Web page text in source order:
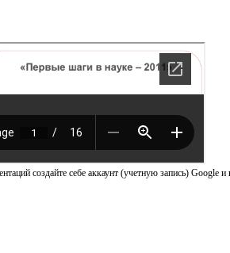
создайте себе аккаунт (учетную запись) Google и